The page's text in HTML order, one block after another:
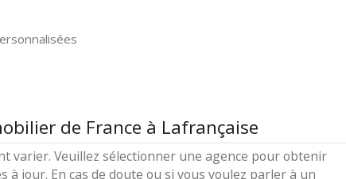
de France à Lafrançaise
varier. Veuillez sélectionner une agence pour obtenir
jour. En cas de doute ou si vous voulez parler à un